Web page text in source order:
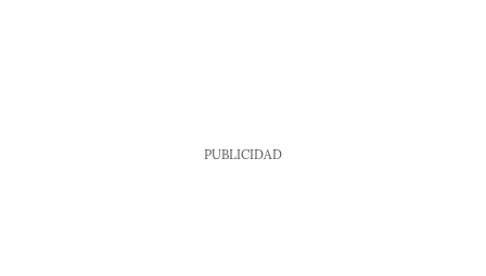
PUBLICIDAD